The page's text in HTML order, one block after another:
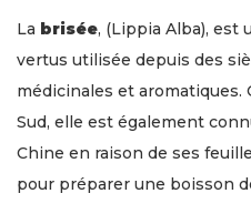
La brisée, (Lippia Alba), est
vertus utilisée depuis des
médicinales et aromatiques.
Sud, elle est également
Chine en raison de ses
pour préparer une boisson